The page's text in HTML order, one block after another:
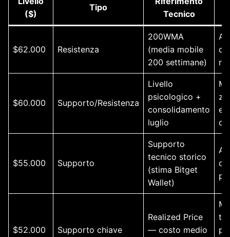
($)
Tipo
Tecnico
$62.000 Resistenza
200WMA
(media mobile
200 settimane)
$60.000 Supporto/Resistenza
Livello
psicologico +
consolidamento
luglio
$55.000 Supporto
Supporto
tecnico storico
(stima Bitget
Wallet)
di
$52.000 Supporto chiave
Realized Price
— costo medio